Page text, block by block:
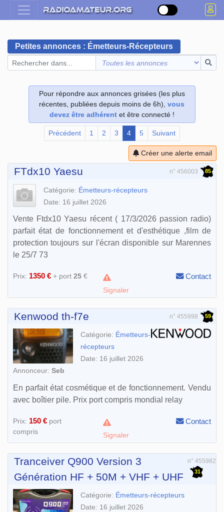
Petites annonces : Émetteurs-Récepteurs
Pour répondre aux annonces grisées (les plus
récentes, publiées depuis moins de 6h),vous
devez être adhérentet être connecté !
Précédent 1 2 3 4 5 Suivant
Créer une alerte email
FTdx10 Yaesu n° 456003 85
Catégorie: Émetteurs-récepteurs
Date: 16 juillet 2026
Vente Ftdx10 Yaesu récent ( 17/3/2026 passion radio)
parfait état de fonctionnement et d'esthétique ,film de
protection toujours sur l'écran disponible sur Marennes
le 25/7 73
Prix: 1350 € + port 25 €
Signaler
Contact
Kenwood th-f7e n° 455998 59
Catégorie: Émetteurs-
récepteurs
Date: 16 juillet 2026
Annonceur: Seb
En parfait état cosmétique et de fonctionnement. Vendu
avec boîtier pile. Prix port compris mondial relay
Prix: 150 € port
compris
Signaler
Contact
Tranceiver Q900 Version 3
Génération HF + 50M + VHF + UHF
n° 455982
31
Catégorie: Émetteurs-récepteurs
Date: 16 juillet 2026